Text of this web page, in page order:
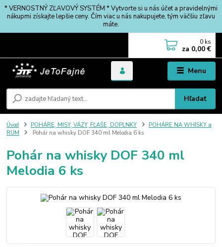
* VERNOSTNÝ ZĽAVOVÝ SYSTÉM * Vytvorte si u nás účet a pravidelnými
nákupmi získajte lepšie ceny. Čím viac u nás nakupujete, tým väčšiu zľavu
máte.
Menu
Hľadať
0 ks
za 0,00 €
Úvod POHÁRE, MISY, VÁZY, FĽAŠE, DOPLNKY
POHÁRE NA WHISKY a
RUM
Pohár na whisky DOF 340 ml Melodia 6 ks
Pohár na whisky DOF 340 ml
Melodia 6 ks